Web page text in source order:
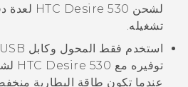
لشحن HTC Desire 530 لعدة
تشغيله.
توفيره مع HTC Desire 530
عندما تكون طاقة البطارية